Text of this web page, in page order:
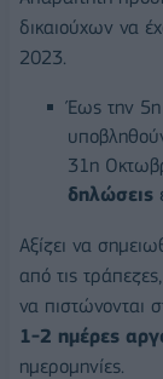
δικαιούχων να
2023.
Έως την 5η
31η
δηλώσεις
Αξίζει να
από τις
να πιστώνονται
1-2 ημέρες
ημερομηνίες.